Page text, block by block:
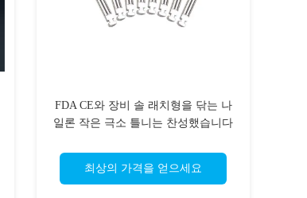
FDA CE와 장비 솔 래치형을 닦는 나
일론 작은 극소 틀니는 찬성했습니다
최상의 가격을 얻으세요